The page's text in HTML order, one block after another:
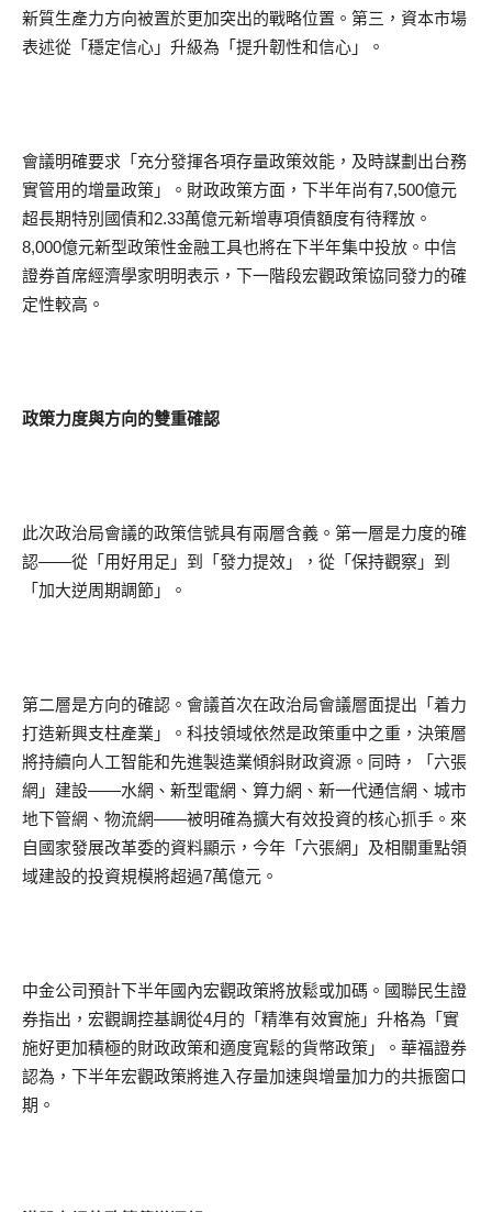
新質生產力方向被置於更加突出的戰略位置。第三，資本市場
表述從「穩定信心」升級為「提升韌性和信心」。
會議明確要求「充分發揮各項存量政策效能，及時謀劃出台務
實管用的增量政策」。財政政策方面，下半年尚有7,500億元
超長期特別國債和2.33萬億元新增專項債額度有待釋放。
8,000億元新型政策性金融工具也將在下半年集中投放。中信
證券首席經濟學家明明表示，下一階段宏觀政策協同發力的確
定性較高。
政策力度與方向的雙重確認
此次政治局會議的政策信號具有兩層含義。第一層是力度的確
認——從「用好用足」到「發力提效」，從「保持觀察」到
「加大逆周期調節」。
第二層是方向的確認。會議首次在政治局會議層面提出「着力
打造新興支柱產業」。科技領域依然是政策重中之重，決策層
將持續向人工智能和先進製造業傾斜財政資源。同時，「六張
網」建設——水網、新型電網、算力網、新一代通信網、城市
地下管網、物流網——被明確為擴大有效投資的核心抓手。來
自國家發展改革委的資料顯示，今年「六張網」及相關重點領
域建設的投資規模將超過7萬億元。
中金公司預計下半年國內宏觀政策將放鬆或加碼。國聯民生證
券指出，宏觀調控基調從4月的「精準有效實施」升格為「實
施好更加積極的財政政策和適度寬鬆的貨幣政策」。華福證券
認為，下半年宏觀政策將進入存量加速與增量加力的共振窗口
期。